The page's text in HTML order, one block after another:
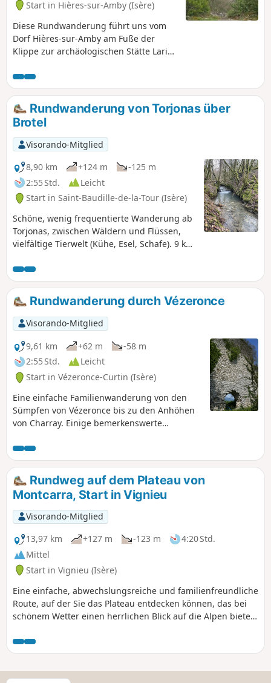
Start in Hières-sur-Amby (Isère)
Diese Rundwanderung führt uns vom
Dorf Hières-sur-Amby am Fuße der
Klippe zur archäologischen Stätte Larina
Panoramablick auf das Pilat-Massiv, die
Monts du Lyonnais, die Ebenen von
Lyon und Ain sowie die Ausläufer des
Bugey.Rundwanderung von Torjonas über
Brotel
Visorando-Mitglied
8,90 km
+124 m
-125 m
2:55 Std.
Leicht
Start in Saint-Baudille-de-la-Tour (Isère)
Schöne, wenig frequentierte Wanderung ab
Torjonas, zwischen Wäldern und Flüssen,
vielfältige Tierwelt (Kühe, Esel, Schafe). 9 km
Höhenunterschiede.
Rundwanderung durch Vézeronce
Visorando-Mitglied
9,61 km
+62 m
-58 m
2:55 Std.
Leicht
Start in Vézeronce-Curtin (Isère)
Eine einfache Familienwanderung von den
Sümpfen von Vézeronce bis zu den Anhöhen
von Charray. Einige bemerkenswerte
Rundweg auf dem Plateau von
Montcarra, Start in Vignieu
Visorando-Mitglied
13,97 km
+127 m -123 m
4:20 Std.
Mittel
Start in Vignieu (Isère)
Eine einfache, abwechslungsreiche und familienfreundliche
Route, auf der Sie das Plateau entdecken können, das bei
schönem Wetter einen herrlichen Blick auf die Alpen bietet.